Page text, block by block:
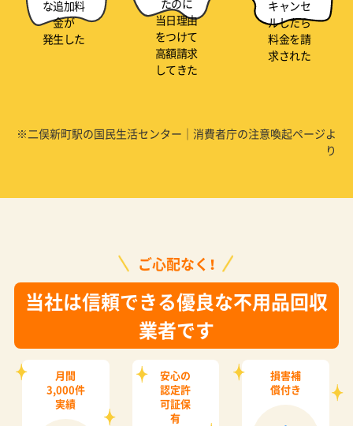
な追加料
金が
発生した
当日理由
をつけて
高額請求
してきた
キャンセ
ルしたら
料金を請
求された
※二俣新町駅の国民生活センター｜消費者庁の注意喚起ページよ
り
ご心配なく！
当社は信頼できる優良な不用品回収
業者です
月間
3,000件
実績
安心の
認定許
可証保
有
損害補
償付き